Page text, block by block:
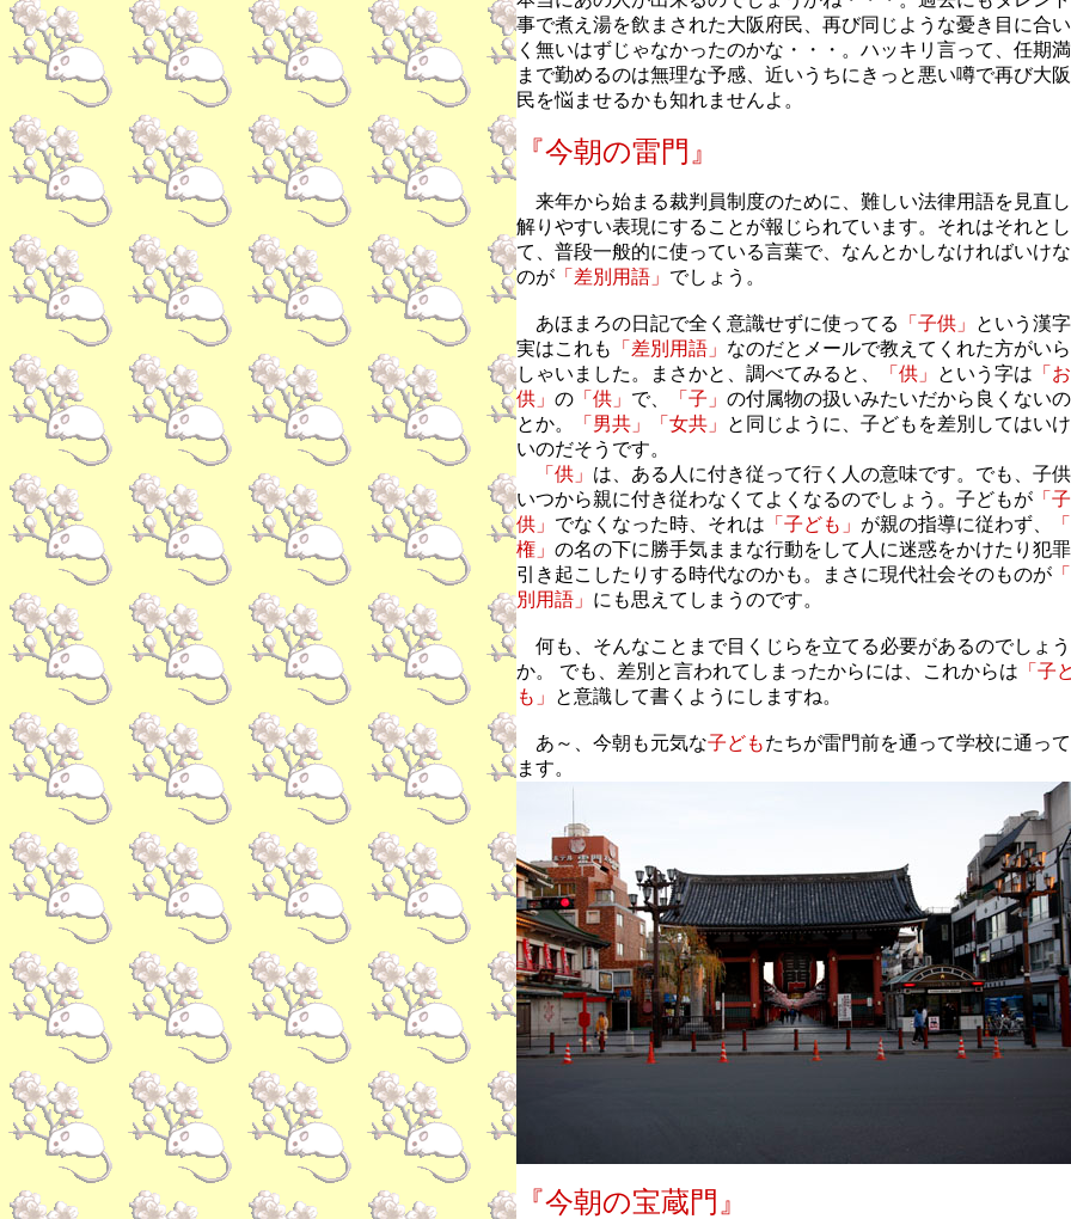
事で煮え湯を飲まされた大阪府民、再び同じような憂き目に合
く無いはずじゃなかったのかな・・・。ハッキリ言って、任期
まで勤めるのは無理な予感、近いうちにきっと悪い噂で再び大
民を悩ませるかも知れませんよ。
『今朝の雷門』
来年から始まる裁判員制度のために、難しい法律用語を見直
解りやすい表現にすることが報じられています。それはそれとし
て、普段一般的に使っている言葉で、なんとかしなければいけ
のが「差別用語」 でしょう。
あほまろの日記で全く意識せずに使ってる 「子供」
という漢
実はこれも 「差別用語」 なのだとメールで教えてくれた方がい
しゃいました。まさかと、調べてみると、
「供」 という字は 「お
供」 の「供」 で、 「子」 の付属物の扱いみたいだから良くない
とか。
「男共」「女共」
と同じように、子どもを差別してはい
いのだそうです。
「供」 は、ある人に付き従って行く人の意味です。でも、子
いつから親に付き従わなくてよくなるのでしょう。子どもが「子
供」 でなくなった時、それは 「子ども」 が親の指導に従わず、
権」 の名の下に勝手気ままな行動をして人に迷惑をかけたり犯
引き起こしたりする時代なのかも。まさに現代社会そのものが
別用語」 にも思えてしまうのです。
何も、そんなことまで目くじらを立てる必要があるのでしょう
か。 でも、差別と言われてしまったからには、これからは 「子
も」
と意識して書くようにしますね。
あ～、今朝も元気な子どもたちが雷門前を通って学校に通っ
ます。
『今朝の宝蔵門』